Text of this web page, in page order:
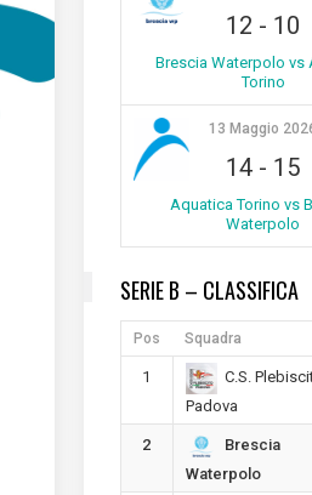
12 - 10
Brescia Waterpolo vs
Torino
13 Maggio
14 - 15
Aquatica Torino vs
Waterpolo
SERIE B – CLASSIFICA
Pos Squadra
1
C.S.
Padova
2
Brescia
Waterpolo